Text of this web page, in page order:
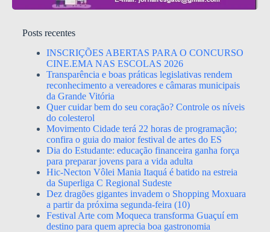
Posts recentes
INSCRIÇÕES ABERTAS PARA O CONCURSO
CINE.EMA NAS ESCOLAS 2026
Transparência e boas práticas legislativas rendem
reconhecimento a vereadores e câmaras municipais
da Grande Vitória
Quer cuidar bem do seu coração? Controle os níveis
do colesterol
Movimento Cidade terá 22 horas de programação;
confira o guia do maior festival de artes do ES
Dia do Estudante: educação financeira ganha força
para preparar jovens para a vida adulta
Hic-Necton Vôlei Mania Itaquá é batido na estreia
da Superliga C Regional Sudeste
Dez dragões gigantes invadem o Shopping Moxuara
a partir da próxima segunda-feira (10)
Festival Arte com Moqueca transforma Guaçuí em
destino para quem aprecia boa gastronomia